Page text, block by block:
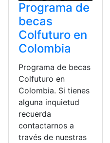
Programa de
becas
Colfuturo en
Colombia
Programa de becas
Colfuturo en
Colombia. Si tienes
alguna inquietud
recuerda
contactarnos a
través de nuestras